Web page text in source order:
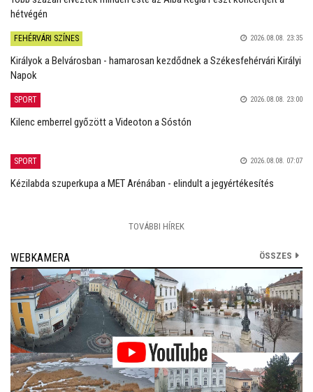
hétvégén
FEHÉRVÁRI SZÍNES 2026.08.08. 23:35
Királyok a Belvárosban - hamarosan kezdődnek a Székesfehérvári Királyi
Napok
SPORT 2026.08.08. 23:00
Kilenc emberrel győzött a Videoton a Sóstón
SPORT 2026.08.08. 07:07
Kézilabda szuperkupa a MET Arénában - elindult a jegyértékesítés
TOVÁBBI HÍREK
WEBKAMERA ÖSSZES